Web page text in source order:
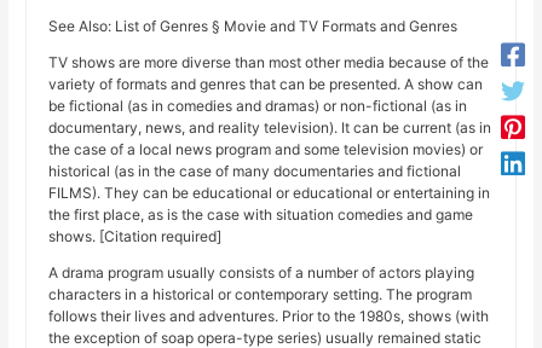
See Also: List of Genres § Movie and TV Formats and Genres
TV shows are more diverse than most other media because of the
variety of formats and genres that can be presented. A show can
be fictional (as in comedies and dramas) or non-fictional (as in
documentary, news, and reality television). It can be current (as in
the case of a local news program and some television movies) or
historical (as in the case of many documentaries and fictional
FILMS). They can be educational or educational or entertaining in
the first place, as is the case with situation comedies and game
shows. [Citation required]
A drama program usually consists of a number of actors playing
characters in a historical or contemporary setting. The program
follows their lives and adventures. Prior to the 1980s, shows (with
the exception of soap opera-type series) usually remained static